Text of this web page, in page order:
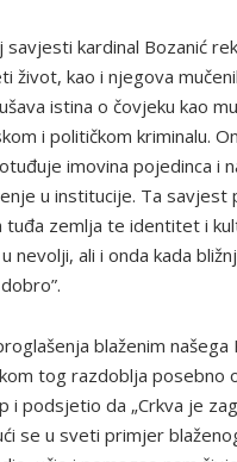
kardinal Bozanić
život, kao i njegova
istina o čovjeku kao
i političkom kriminalu.
imovina pojedinca i
u institucije. Ta
tuđa zemlja te identitet i
nevolji, ali i onda kada
blaženim
tog razdoblja posebno
i podsjetio da „Crkva je
se u sveti primjer